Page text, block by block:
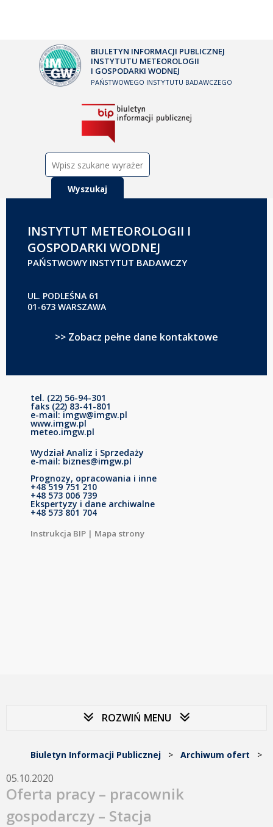
BIULETYN INFORMACJI PUBLICZNEJ
INSTYTUTU METEOROLOGII
I GOSPODARKI WODNEJ
PAŃSTWOWEGO INSTYTUTU BADAWCZEGO
INSTYTUT METEOROLOGII I
GOSPODARKI WODNEJ
PAŃSTWOWY INSTYTUT BADAWCZY
UL. PODLEŚNA 61
01-673 WARSZAWA
>> Zobacz pełne dane kontaktowe
tel. (22) 56-94-301
faks (22) 83-41-801
e-mail: imgw@imgw.pl
www.imgw.pl
meteo.imgw.pl
Wydział Analiz i Sprzedaży
e-mail: biznes@imgw.pl
Prognozy, opracowania i inne
+48 519 751 210
+48 573 006 739
Ekspertyzy i dane archiwalne
+48 573 801 704
Instrukcja BIP | Mapa strony
ROZWIŃ MENU
Biuletyn Informacji Publicznej > Archiwum ofert >
05.10.2020
Oferta pracy – pracownik
gospodarczy – Stacja